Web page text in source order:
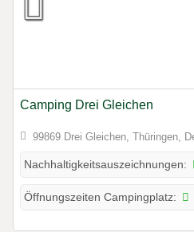
Camping Drei Gleichen
99869 Drei Gleichen, Thüringen,
Nachhaltigkeitsauszeichnungen:
Öffnungszeiten Campingplatz: